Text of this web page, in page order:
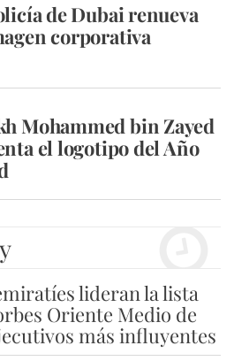
de Dubai renueva
corporativa
Mohammed bin Zayed
el logotipo del Año
lideran la lista
Oriente Medio de
más influyentes